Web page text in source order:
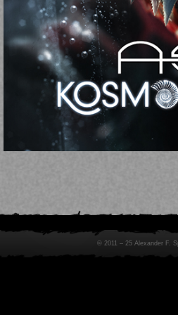
© 2011 – 25 Alexander F.